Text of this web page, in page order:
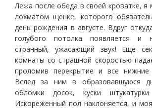
Лежа после обеда в своей кроватке,
лохматом щенке, которого
день рождения в августе. Вдруг
голубого потолка появляется и
странный, ужасающий звук! Еще
комнаты со страшной скоростью
проломив перекрытие и все
Вслед за ним в образовавшуюся
обломки досок, куски
Искореженный пол наклоняется, и